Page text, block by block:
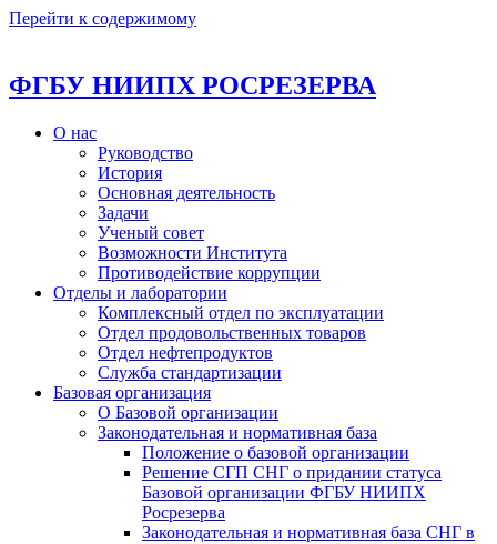
Перейти к содержимому
ФГБУ НИИПХ РОСРЕЗЕРВА
О нас
Руководство
История
Основная деятельность
Задачи
Ученый совет
Возможности Института
Противодействие коррупции
Отделы и лаборатории
Комплексный отдел по эксплуатации
Отдел продовольственных товаров
Отдел нефтепродуктов
Служба стандартизации
Базовая организация
О Базовой организации
Законодательная и нормативная база
Положение о базовой организации
Решение СГП СНГ о придании статуса
Базовой организации ФГБУ НИИПХ
Росрезерва
Законодательная и нормативная база СНГ в